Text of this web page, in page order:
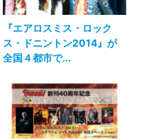
『エアロスミス・ロック
ス・ドニントン2014』が
全国４都市で...